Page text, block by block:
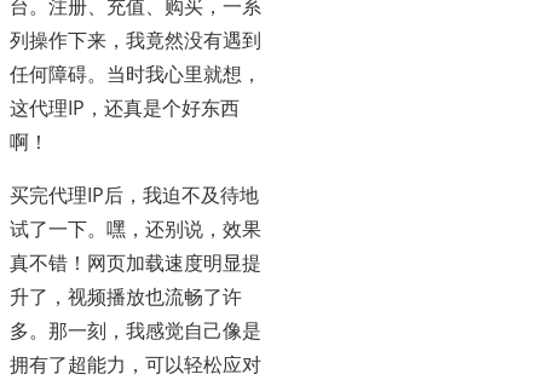
台。注册、充值、购买，一系
列操作下来，我竟然没有遇到
任何障碍。当时我心里就想，
这代理IP，还真是个好东西
啊！
买完代理IP后，我迫不及待地
试了一下。嘿，还别说，效果
真不错！网页加载速度明显提
升了，视频播放也流畅了许
多。那一刻，我感觉自己像是
拥有了超能力，可以轻松应对